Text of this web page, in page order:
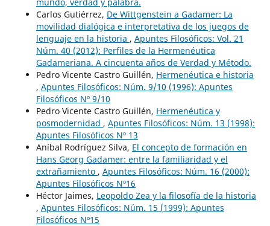
Carlos Gutiérrez, De Wittgenstein a Gadamer: La
movilidad dialógica e interpretativa de los juegos de
lenguaje en la historia , Apuntes Filosóficos: Vol. 21
Núm. 40 (2012): Perfiles de la Hermenéutica
Gadameriana. A cincuenta años de Verdad y Método.
Pedro Vicente Castro Guillén, Hermenéutica e historia
, Apuntes Filosóficos: Núm. 9/10 (1996): Apuntes
Filosóficos Nº 9/10
Pedro Vicente Castro Guillén, Hermenéutica y
posmodernidad , Apuntes Filosóficos: Núm. 13 (1998):
Apuntes Filosóficos Nº 13
Aníbal Rodríguez Silva, El concepto de formación en
Hans Georg Gadamer: entre la familiaridad y el
extrañamiento , Apuntes Filosóficos: Núm. 16 (2000):
Apuntes Filosóficos Nº16
Héctor Jaimes, Leopoldo Zea y la filosofía de la historia
, Apuntes Filosóficos: Núm. 15 (1999): Apuntes
Filosóficos Nº15